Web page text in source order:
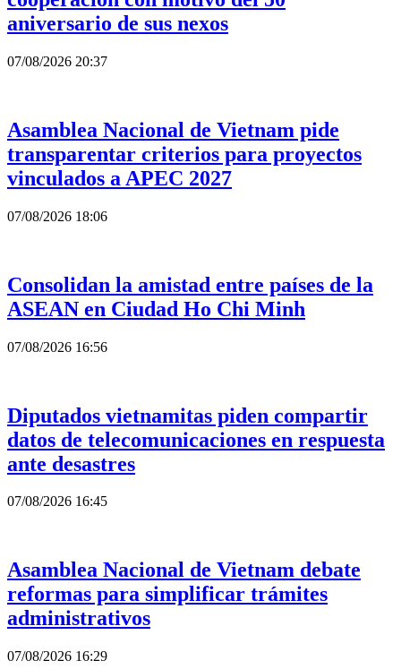
aniversario de sus nexos
07/08/2026 20:37
Asamblea Nacional de Vietnam pide
transparentar criterios para proyectos
vinculados a APEC 2027
07/08/2026 18:06
Consolidan la amistad entre países de la
ASEAN en Ciudad Ho Chi Minh
07/08/2026 16:56
Diputados vietnamitas piden compartir
datos de telecomunicaciones en respuesta
ante desastres
07/08/2026 16:45
Asamblea Nacional de Vietnam debate
reformas para simplificar trámites
administrativos
07/08/2026 16:29